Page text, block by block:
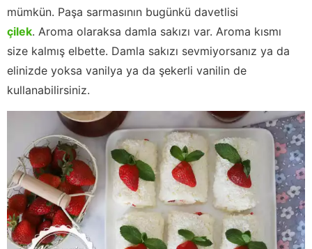
mümkün. Paşa sarmasının bugünkü davetlisi
çilek. Aroma olaraksa damla sakızı var. Aroma kısmı
size kalmış elbette. Damla sakızı sevmiyorsanız ya da
elinizde yoksa vanilya ya da şekerli vanilin de
kullanabilirsiniz.